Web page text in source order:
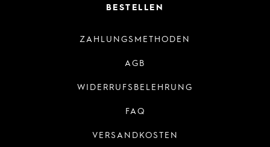
BESTELLEN
ZAHLUNGSMETHODEN
AGB
WIDERRUFSBELEHRUNG
FAQ
VERSANDKOSTEN